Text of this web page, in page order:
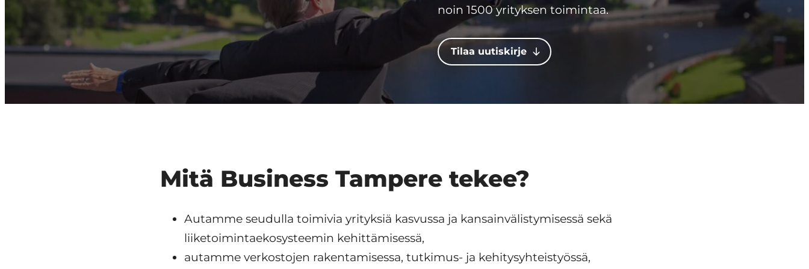
Tampere
Region
noin 1500 yrityksen toimintaa.
Tilaa uutiskirje
Mitä Business Tampere tekee?
Autamme seudulla toimivia yrityksiä kasvussa ja kansainvälistymisessä sekä
liiketoimintaekosysteemin kehittämisessä,
autamme verkostojen rakentamisessa, tutkimus- ja kehitysyhteistyössä,